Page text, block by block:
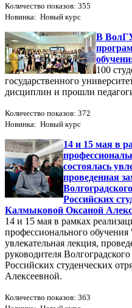
Количество показов: 355
Новинка: Новый курс
В
100
государственного
дисциплин и прошли
Количество показов: 372
Новинка: Новый курс
14 и 15 мая в
состоялась
проведенная
Российских
Калмыковой Оксаной
14 и 15 мая в рамках
профессионального
увлекательная лекция,
руководителя
Российских студенческих
Алексеевной.
Количество показов: 363